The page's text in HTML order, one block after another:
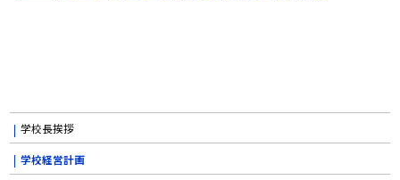
学校長挨拶
学校経営計画